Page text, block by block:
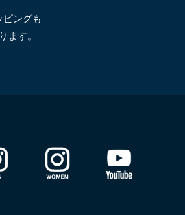
ピングも
ます。